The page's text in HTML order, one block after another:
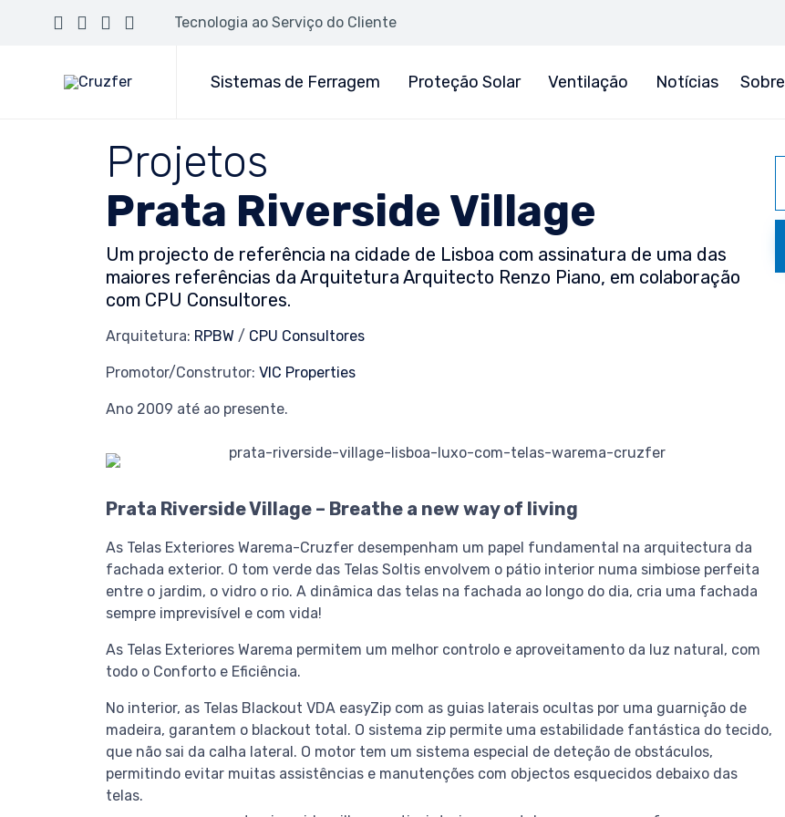
Tecnologia ao Serviço do Cliente
Sistemas de Ferragem Proteção Solar Ventilação Notícias Sobre
Projetos
Prata Riverside Village
Um projecto de referência na cidade de Lisboa com assinatura de uma das
maiores referências da Arquitetura Arquitecto Renzo Piano, em colaboração
com CPU Consultores.
Arquitetura: RPBW / CPU Consultores
Promotor/Construtor: VIC Properties
Ano 2009 até ao presente.
Prata RiversideVillage – Breathe a newwayof living
As Telas Exteriores Warema-Cruzfer desempenham um papel fundamental na arquitectura da
fachada exterior. O tom verde das Telas Soltis envolvem o pátio interior numa simbiose perfeita
entre o jardim, o vidro o rio. A dinâmica das telas na fachada ao longo do dia, cria uma fachada
sempre imprevisível e com vida!
As Telas Exteriores Warema permitem um melhor controlo e aproveitamento da luz natural, com
todo o Conforto e Eficiência.
No interior, as Telas Blackout VDA easyZip com as guias laterais ocultas por uma guarnição de
madeira, garantem o blackout total. O sistema zip permite uma estabilidade fantástica do tecido,
que não sai da calha lateral. O motor tem um sistema especial de deteção de obstáculos,
permitindo evitar muitas assistências e manutenções com objectos esquecidos debaixo das
telas.